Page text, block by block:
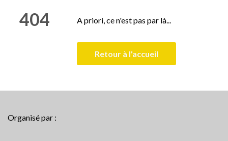
404 A priori, ce n'est pas par là...
Retour à l'accueil
Organisé par :